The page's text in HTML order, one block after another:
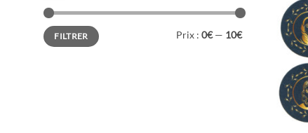
Prix
min
Prix
maxFILTRER Prix : 0€— 10€